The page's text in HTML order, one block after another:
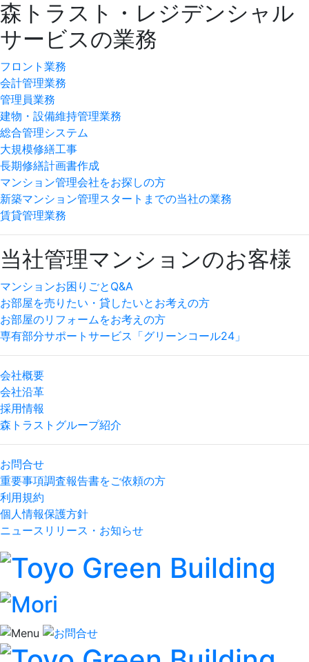
森トラスト・レジデンシャル
サービスの業務
フロント業務
会計管理業務
管理員業務
建物・設備維持管理業務
総合管理システム
大規模修繕工事
長期修繕計画書作成
マンション管理会社をお探しの方
新築マンション管理スタートまでの当社の業務
賃貸管理業務
当社管理マンションのお客様
マンションお困りごとQ&A
お部屋を売りたい・貸したいとお考えの方
お部屋のリフォームをお考えの方
専有部分サポートサービス「グリーンコール24」
会社概要
会社沿革
採用情報
森トラストグループ紹介
お問合せ
重要事項調査報告書をご依頼の方
利用規約
個人情報保護方針
ニュースリリース・お知らせ